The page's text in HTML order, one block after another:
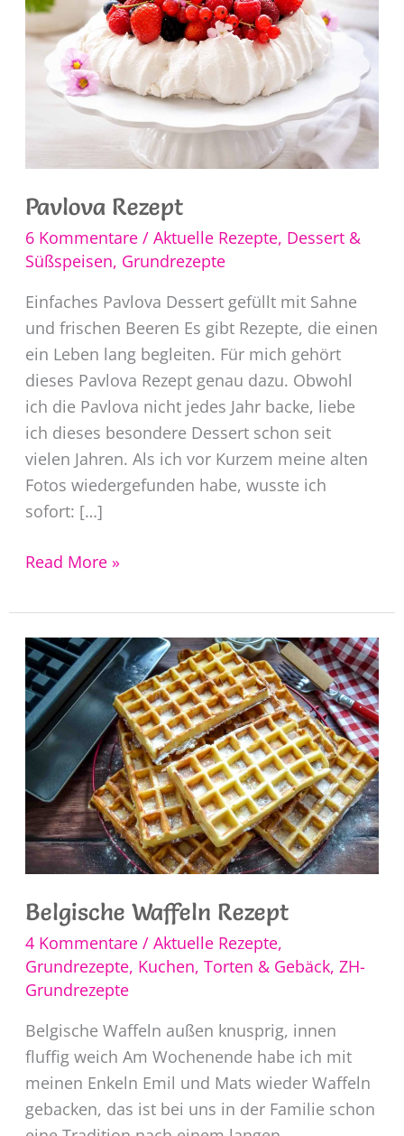
Pavlova Rezept
6 Kommentare / Aktuelle Rezepte, Dessert &
Süßspeisen, Grundrezepte
Einfaches Pavlova Dessert gefüllt mit Sahne
und frischen Beeren Es gibt Rezepte, die einen
ein Leben lang begleiten. Für mich gehört
dieses Pavlova Rezept genau dazu. Obwohl
ich die Pavlova nicht jedes Jahr backe, liebe
ich dieses besondere Dessert schon seit
vielen Jahren. Als ich vor Kurzem meine alten
Fotos wiedergefunden habe, wusste ich
sofort: […]
Pavlova
Read More »
Belgische Waffeln Rezept
4 Kommentare / Aktuelle Rezepte,
Grundrezepte, Kuchen, Torten & Gebäck, ZH-
Grundrezepte
Belgische Waffeln außen knusprig, innen
fluffig weich Am Wochenende habe ich mit
meinen Enkeln Emil und Mats wieder Waffeln
gebacken, das ist bei uns in der Familie schon